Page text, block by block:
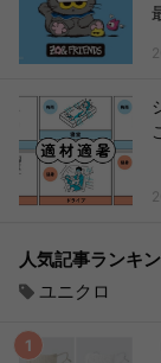
人気記事ランキ
ユニクロ